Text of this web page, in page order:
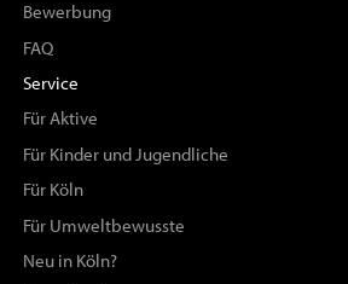
Bewerbung
FAQ
Service
Für Aktive
Für Kinder und Jugendliche
Für Köln
Für Umweltbewusste
Neu in Köln?